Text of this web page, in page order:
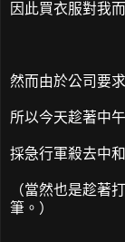
因此買衣服對我
然而由於公司要求
所以今天趁著中
採急行軍殺去中
（當然也是趁著
筆。）